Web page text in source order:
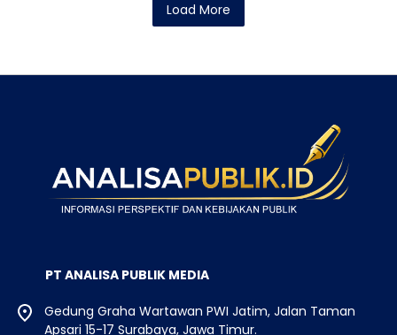
Load More
PT ANALISA PUBLIK MEDIA
Gedung Graha Wartawan PWI Jatim, Jalan Taman
Apsari 15-17 Surabaya, Jawa Timur.